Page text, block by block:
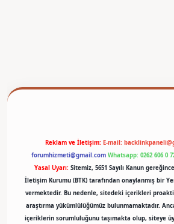
Reklam ve İletişim: E-mail:
forumhizmeti@gmail.com Whatsapp: 0262 606 0
Yasal Uyarı: Sitemiz, 5651 Sayılı Kanun
İletişim Kurumu (BTK) tarafından onaylanmış bir
vermektedir. Bu nedenle, sitedeki içerikleri
araştırma yükümlülüğümüz bulunmamaktadır.
içeriklerin sorumluluğunu taşımakta olup, siteye